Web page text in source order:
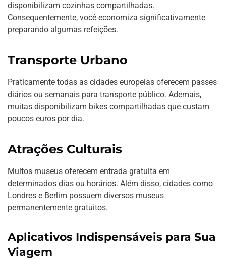
disponibilizam cozinhas compartilhadas.
Consequentemente, você economiza significativamente
preparando algumas refeições.
Transporte Urbano
Praticamente todas as cidades europeias oferecem passes
diários ou semanais para transporte público. Ademais,
muitas disponibilizam bikes compartilhadas que custam
poucos euros por dia.
Atrações Culturais
Muitos museus oferecem entrada gratuita em
determinados dias ou horários. Além disso, cidades como
Londres e Berlim possuem diversos museus
permanentemente gratuitos.
Aplicativos Indispensáveis para Sua
Viagem